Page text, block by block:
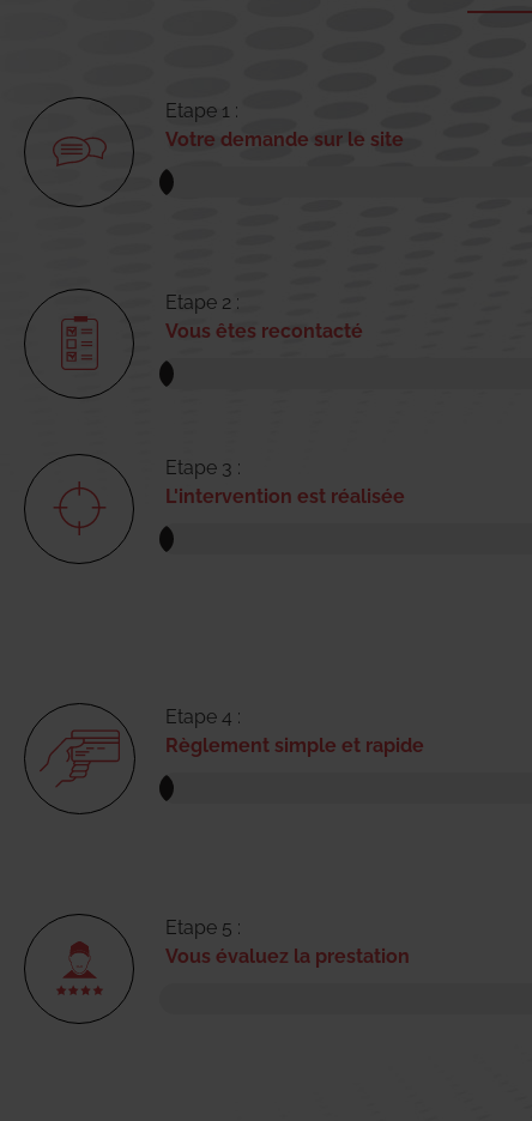
Etape 1 :
Votre demande sur le site
Etape 2 :
Vous êtes recontacté
Etape 3 :
L'intervention est réalisée
Etape 4 :
Règlement simple et rapide
Etape 5 :
Vous évaluez la prestation